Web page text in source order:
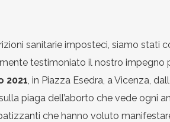
sanitarie imposteci, siamo
testimoniato il nostro impegno
2021 , in Piazza Esedra, a Vicenza,
piaga dell’aborto che vede ogni
che hanno voluto